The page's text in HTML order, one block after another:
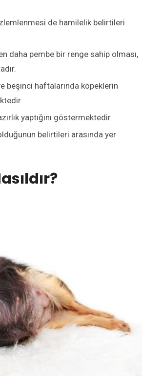
de hamilelik belirtileri
daha pembe bir renge sahip olması,
beşinci haftalarında köpeklerin
yaptığını göstermektedir.
belirtileri arasında yer